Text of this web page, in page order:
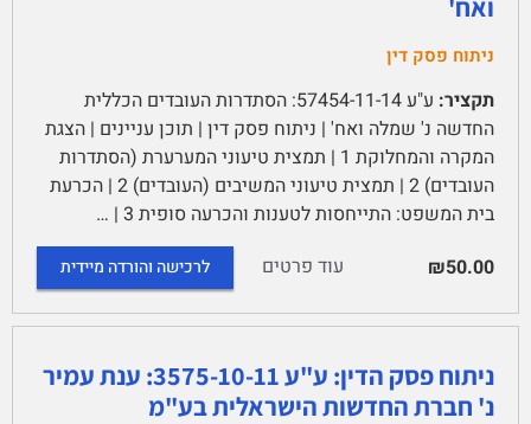
ואח'
ניתוח פסק דין
תקציר:
ע"ע 57454-11-14: הסתדרות העובדים הכללית
החדשה נ' שמלה ואח' | ניתוח פסק דין | תוכן עניינים | הצגת
המקרה והמחלוקת 1 | תמצית טיעוני המערערת (הסתדרות
העובדים) 2 | תמצית טיעוני המשיבים (העובדים) 2 | הכרעת
בית המשפט: התייחסות לטענות והכרעה סופית 3 | …
₪50.00
עוד פרטים לרכישה והורדה מיידית
ניתוח פסק הדין: ע"ע 3575-10-11: ענת עמיר
נ' חברת החדשות הישראלית בע"מ